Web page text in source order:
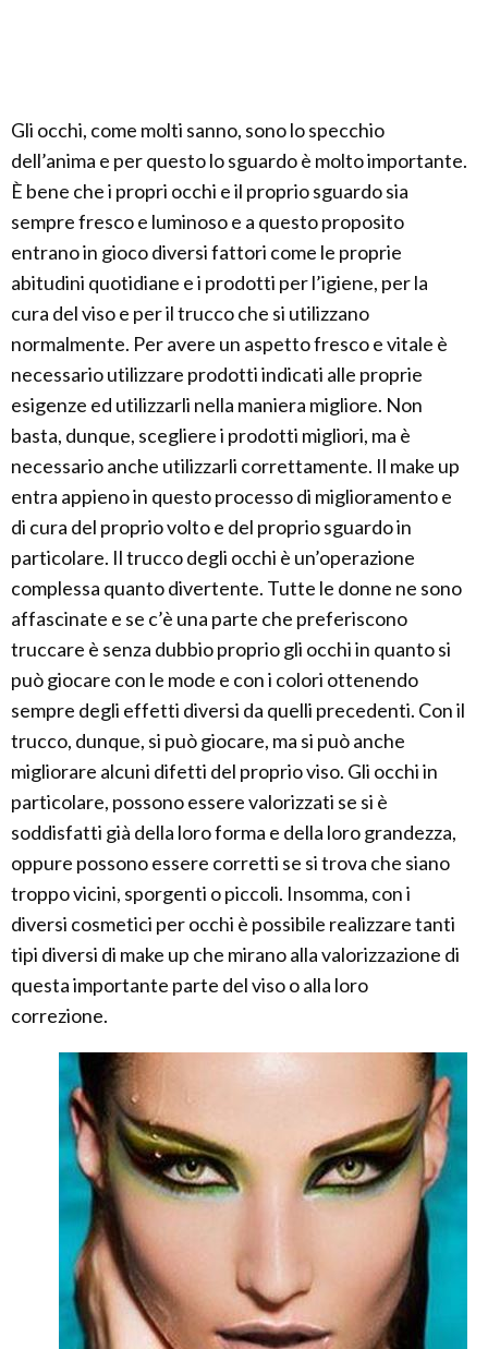
Gli occhi, come molti sanno, sono lo specchio
dell’anima e per questo lo sguardo è molto importante.
È bene che i propri occhi e il proprio sguardo sia
sempre fresco e luminoso e a questo proposito
entrano in gioco diversi fattori come le proprie
abitudini quotidiane e i prodotti per l’igiene, per la
cura del viso e per il trucco che si utilizzano
normalmente. Per avere un aspetto fresco e vitale è
necessario utilizzare prodotti indicati alle proprie
esigenze ed utilizzarli nella maniera migliore. Non
basta, dunque, scegliere i prodotti migliori, ma è
necessario anche utilizzarli correttamente. Il make up
entra appieno in questo processo di miglioramento e
di cura del proprio volto e del proprio sguardo in
particolare. Il trucco degli occhi è un’operazione
complessa quanto divertente. Tutte le donne ne sono
affascinate e se c’è una parte che preferiscono
truccare è senza dubbio proprio gli occhi in quanto si
può giocare con le mode e con i colori ottenendo
sempre degli effetti diversi da quelli precedenti. Con il
trucco, dunque, si può giocare, ma si può anche
migliorare alcuni difetti del proprio viso. Gli occhi in
particolare, possono essere valorizzati se si è
soddisfatti già della loro forma e della loro grandezza,
oppure possono essere corretti se si trova che siano
troppo vicini, sporgenti o piccoli. Insomma, con i
diversi cosmetici per occhi è possibile realizzare tanti
tipi diversi di make up che mirano alla valorizzazione di
questa importante parte del viso o alla loro
correzione.